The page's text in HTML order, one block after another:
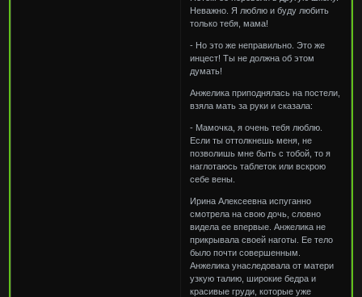
Неважно. Я люблю и буду любить
только тебя, мама!
- Но это же неправильно. Это же
инцест! Ты не должна об этом
думать!
Анжелика приподнялась на постели,
взяла мать за руки и сказала:
- Мамочка, я очень тебя люблю.
Если ты оттолкнешь меня, не
позволишь мне быть с тобой, то я
наглотаюсь таблеток или вскрою
себе вены.
Ирина Алексеевна испуганно
смотрела на свою дочь, словно
видела ее впервые. Анжелика не
прикрывала своей наготы. Ее тело
было почти совершенным.
Анжелика унаследовала от матери
узкую талию, широкие бедра и
красивые груди, которые уже